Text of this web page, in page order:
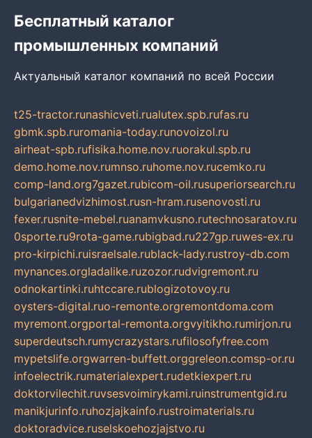
Бесплатный каталог
промышленных компаний
Актуальный каталог компаний по всей России
t25-tractor.runashicveti.rualutex.spb.rufas.ru
gbmk.spb.ruromania-today.runovoizol.ru
airheat-spb.rufisika.home.nov.ruorakul.spb.ru
demo.home.nov.rumnso.ruhome.nov.rucemko.ru
comp-land.org7gazet.rubicom-oil.rusuperiorsearch.ru
bulgarianedvizhimost.rusn-hram.rusenovosti.ru
fexer.rusnite-mebel.ruanamvkusno.rutechnosaratov.ru
0sporte.ru9rota-game.rubigbad.ru227gp.ruwes-ex.ru
pro-kirpichi.ruisraelsale.rublack-lady.rustroy-db.com
mynances.orgladalike.ruzozor.rudvigremont.ru
odnokartinki.ruhtccare.rublogizotovoy.ru
oysters-digital.ruo-remonte.orgremontdoma.com
myremont.orgportal-remonta.orgvyitikho.rumirjon.ru
superdeutsch.rumycrazystars.rufilosofyfree.com
mypetslife.orgwarren-buffett.orggreleon.comsp-or.ru
infoelectrik.rumaterialexpert.rudetkiexpert.ru
doktorvilechit.ruvsesvoimirykami.ruinstrumentgid.ru
manikjurinfo.ruhozjajkainfo.rustroimaterials.ru
doktoradvice.ruselskoehozjajstvo.ru